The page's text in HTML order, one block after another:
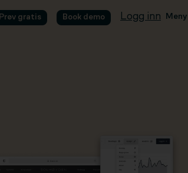
Prøv gratis Book demo Logg inn Meny